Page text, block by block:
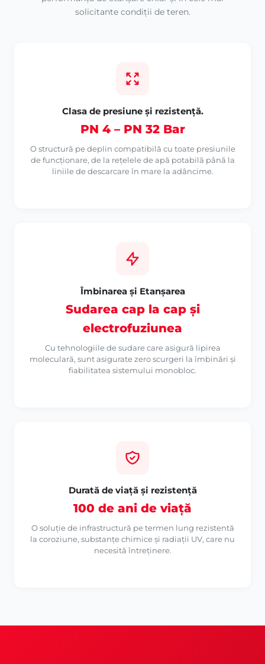
solicitante condiții de teren.
Clasa de presiune și rezistență.
PN 4 – PN 32 Bar
O structură pe deplin compatibilă cu toate presiunile
de funcționare, de la rețelele de apă potabilă până la
liniile de descarcare în mare la adâncime.
Îmbinarea și Etanșarea
Sudarea cap la cap și
electrofuziunea
Cu tehnologiile de sudare care asigură lipirea
moleculară, sunt asigurate zero scurgeri la îmbinări și
fiabilitatea sistemului monobloc.
Durată de viață și rezistență
100 de ani de viață
O soluție de infrastructură pe termen lung rezistentă
la coroziune, substanțe chimice și radiații UV, care nu
necesită întreținere.